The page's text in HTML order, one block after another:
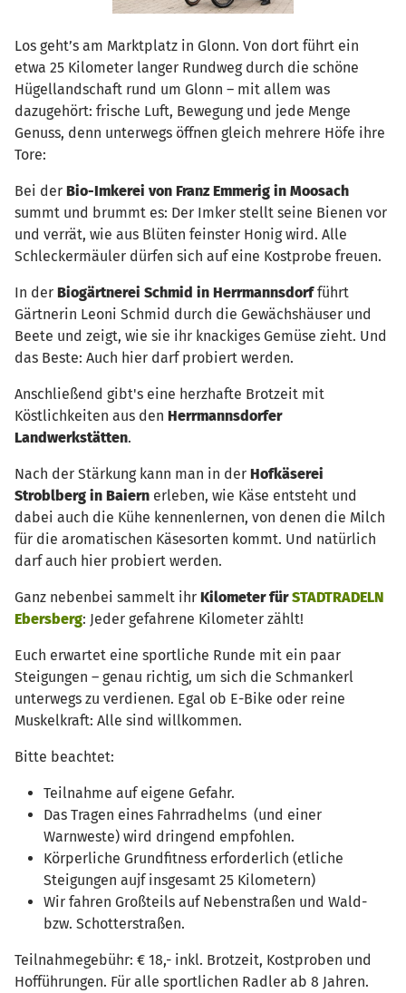
Los geht’s am Marktplatz in Glonn. Von dort führt ein
etwa 25 Kilometer langer Rundweg durch die schöne
Hügellandschaft rund um Glonn – mit allem was
dazugehört: frische Luft, Bewegung und jede Menge
Genuss, denn unterwegs öffnen gleich mehrere Höfe ihre
Tore:
Bei der Bio-Imkerei von Franz Emmerig in Moosach
summt und brummt es: Der Imker stellt seine Bienen vor
und verrät, wie aus Blüten feinster Honig wird. Alle
Schleckermäuler dürfen sich auf eine Kostprobe freuen.
In der Biogärtnerei Schmid in Herrmannsdorfführt
Gärtnerin Leoni Schmid durch die Gewächshäuser und
Beete und zeigt, wie sie ihr knackiges Gemüse zieht. Und
das Beste: Auch hier darf probiert werden.
Anschließend gibt's eine herzhafte Brotzeit mit
Köstlichkeiten aus den Herrmannsdorfer
Landwerkstätten.
Nach der Stärkung kann man in der Hofkäserei
Stroblberg in Baiern erleben, wie Käse entsteht und
dabei auch die Kühe kennenlernen, von denen die Milch
für die aromatischen Käsesorten kommt. Und natürlich
darf auch hier probiert werden.
Ganz nebenbei sammelt ihr Kilometer fürSTADTRADELN
Ebersberg: Jeder gefahrene Kilometer zählt!
Euch erwartet eine sportliche Runde mit ein paar
Steigungen – genau richtig, um sich die Schmankerl
unterwegs zu verdienen. Egal ob E-Bike oder reine
Muskelkraft: Alle sind willkommen.
Bitte beachtet:
Teilnahme auf eigene Gefahr.
Das Tragen eines Fahrradhelms (und einer
Warnweste) wird dringend empfohlen.
Körperliche Grundfitness erforderlich (etliche
Steigungen aujf insgesamt 25 Kilometern)
Wir fahren Großteils auf Nebenstraßen und Wald-
bzw. Schotterstraßen.
Teilnahmegebühr: € 18,- inkl. Brotzeit, Kostproben und
Hofführungen. Für alle sportlichen Radler ab 8 Jahren.